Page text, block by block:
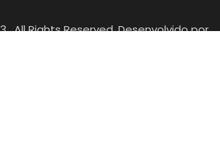
. All Rights Reserved. Desenvolvido por